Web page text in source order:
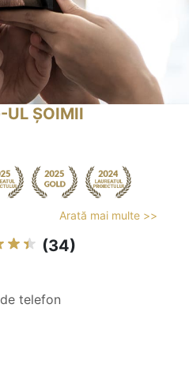
UL ȘOIMII
Arată mai multe >>
(34)
telefon